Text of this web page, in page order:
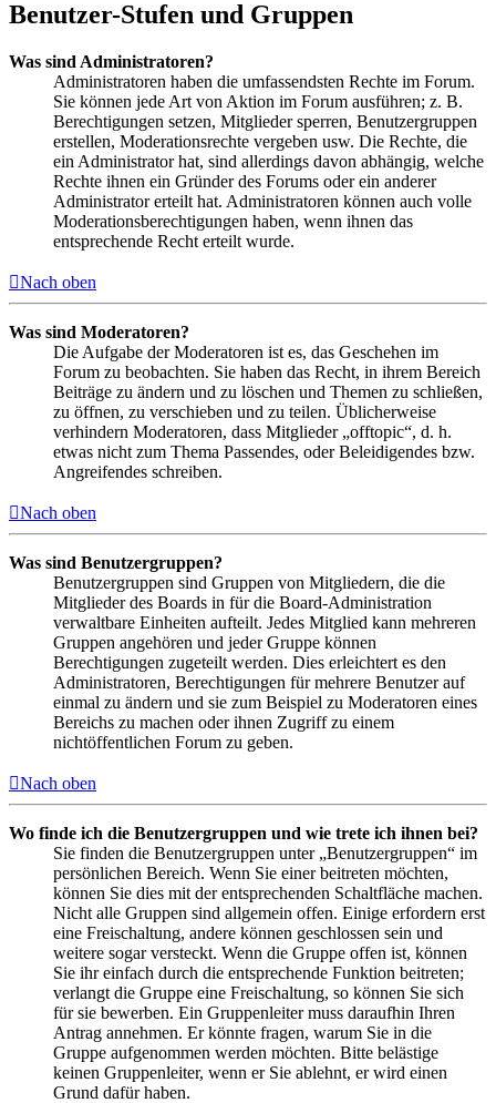
Benutzer-Stufen und Gruppen
Was sind Administratoren?
Administratoren haben die umfassendsten Rechte im Forum.
Sie können jede Art von Aktion im Forum ausführen; z. B.
Berechtigungen setzen, Mitglieder sperren, Benutzergruppen
erstellen, Moderationsrechte vergeben usw. Die Rechte, die
ein Administrator hat, sind allerdings davon abhängig, welche
Rechte ihnen ein Gründer des Forums oder ein anderer
Administrator erteilt hat. Administratoren können auch volle
Moderationsberechtigungen haben, wenn ihnen das
entsprechende Recht erteilt wurde.
Nach oben
Was sind Moderatoren?
Die Aufgabe der Moderatoren ist es, das Geschehen im
Forum zu beobachten. Sie haben das Recht, in ihrem Bereich
Beiträge zu ändern und zu löschen und Themen zu schließen,
zu öffnen, zu verschieben und zu teilen. Üblicherweise
verhindern Moderatoren, dass Mitglieder „offtopic“, d. h.
etwas nicht zum Thema Passendes, oder Beleidigendes bzw.
Angreifendes schreiben.
Nach oben
Was sind Benutzergruppen?
Benutzergruppen sind Gruppen von Mitgliedern, die die
Mitglieder des Boards in für die Board-Administration
verwaltbare Einheiten aufteilt. Jedes Mitglied kann mehreren
Gruppen angehören und jeder Gruppe können
Berechtigungen zugeteilt werden. Dies erleichtert es den
Administratoren, Berechtigungen für mehrere Benutzer auf
einmal zu ändern und sie zum Beispiel zu Moderatoren eines
Bereichs zu machen oder ihnen Zugriff zu einem
nichtöffentlichen Forum zu geben.
Nach oben
Wo finde ich die Benutzergruppen und wie trete ich ihnen bei?
Sie finden die Benutzergruppen unter „Benutzergruppen“ im
persönlichen Bereich. Wenn Sie einer beitreten möchten,
können Sie dies mit der entsprechenden Schaltfläche machen.
Nicht alle Gruppen sind allgemein offen. Einige erfordern erst
eine Freischaltung, andere können geschlossen sein und
weitere sogar versteckt. Wenn die Gruppe offen ist, können
Sie ihr einfach durch die entsprechende Funktion beitreten;
verlangt die Gruppe eine Freischaltung, so können Sie sich
für sie bewerben. Ein Gruppenleiter muss daraufhin Ihren
Antrag annehmen. Er könnte fragen, warum Sie in die
Gruppe aufgenommen werden möchten. Bitte belästige
keinen Gruppenleiter, wenn er Sie ablehnt, er wird einen
Grund dafür haben.